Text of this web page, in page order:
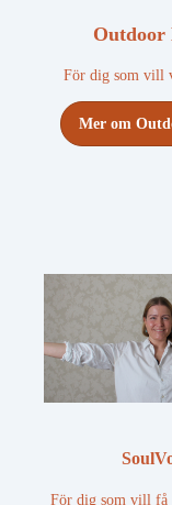
Outdoor
För dig som vill
Mer om
För dig som vill